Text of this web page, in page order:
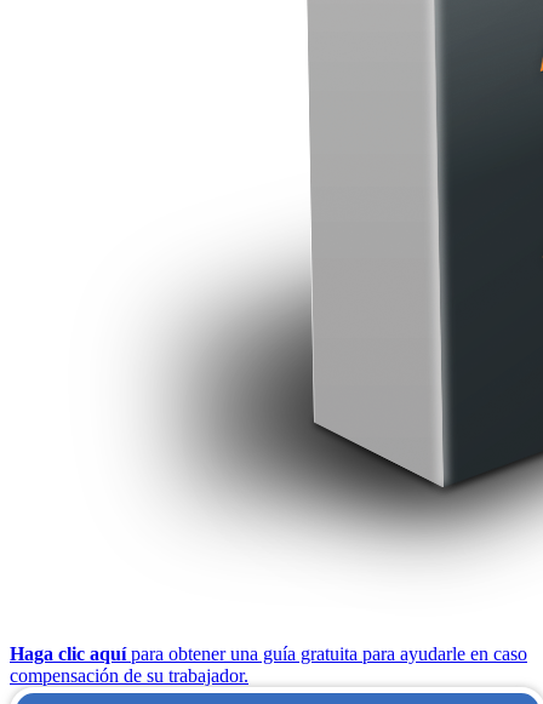
Haga clic aquípara obtener una guía gratuita para ayudarle en caso
compensación de su trabajador.